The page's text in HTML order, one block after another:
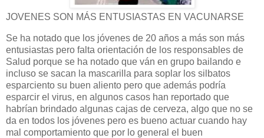
JOVENES SON MÁS ENTUSIASTAS EN VACUNARSE
Se ha notado que los jóvenes de 20 años a más son más
entusiastas pero falta orientación de los responsables de
Salud porque se ha notado que ván en grupo bailando e
incluso se sacan la mascarilla para soplar los silbatos
esparciento su buen aliento pero que además podría
esparcir el virus, en algunos casos han reportado que
habrían brindado algunas cajas de cerveza, algo que no se
da en todos los jóvenes pero es bueno actuar cuando hay
mal comportamiento que por lo general el buen